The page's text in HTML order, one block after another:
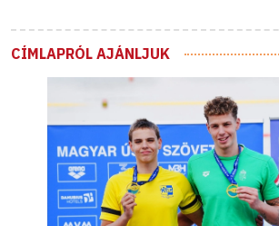
CÍMLAPRÓL AJÁNLJUK